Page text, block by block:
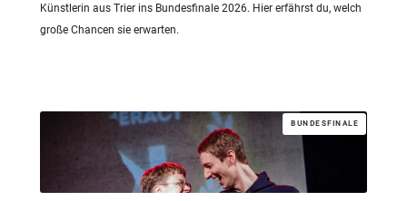
Künstlerin aus Trier ins Bundesfinale 2026. Hier erfährst du, welch
große Chancen sie erwarten.
BUNDESFINALE